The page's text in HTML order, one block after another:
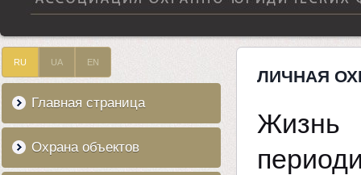
RU UA EN
Главная страница
Охрана объектов
ЛИЧНАЯ
Жизнь